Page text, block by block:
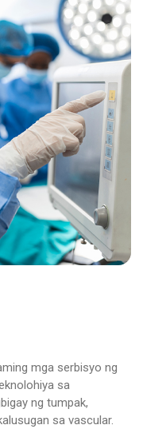
mga serbisyo ng
sa
ng tumpak,
sa vascular.